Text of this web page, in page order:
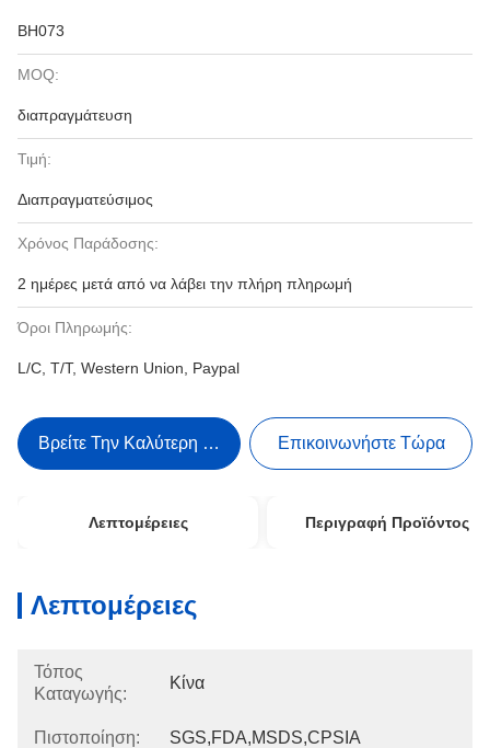
BH073
MOQ:
διαπραγμάτευση
Τιμή:
Διαπραγματεύσιμος
Χρόνος Παράδοσης:
2 ημέρες μετά από να λάβει την πλήρη πληρωμή
Όροι Πληρωμής:
L/C, T/T, Western Union, Paypal
Βρείτε Την Καλύτερη Τιμή Επικοινωνήστε Τώρα
Λεπτομέρειες Περιγραφή Προϊόντος
Λεπτομέρειες
Τόπος
Καταγωγής:
Κίνα
Πιστοποίηση: SGS,FDA,MSDS,CPSIA